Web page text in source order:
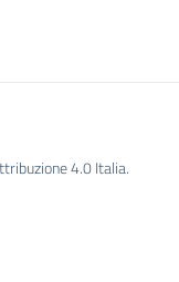
4.0 Italia.